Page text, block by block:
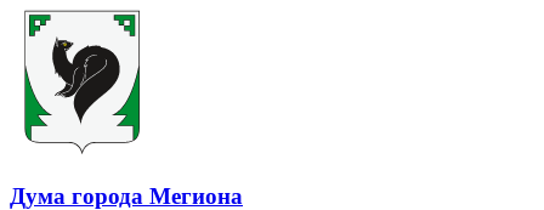
Дума города Мегиона